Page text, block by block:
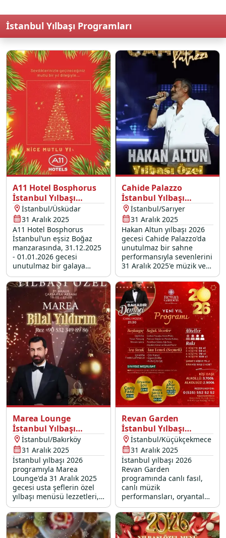
İstanbul Yılbaşı Programları
A11 Hotel Bosphorus
İstanbul Yılbaşı
Programı 2026
İstanbul/Üsküdar
31 Aralık 2025
A11 Hotel Bosphorus
İstanbul’un eşsiz Boğaz
manzarasında, 31.12.2025
- 01.01.2026 gecesi
unutulmaz bir galaya
davetlisiniz. Üsküdar’da en
özel yılbaşı konserleri ve
yılbaşı etkinlikleri ile yeni
yıla merhaba deyin. Seçkin
yılbaşı mekanları arasında
fark yaratan otelimizde
yerinizi ayırtın!
Cahide Palazzo
İstanbul Yılbaşı
Programı 2026
İstanbul/Sarıyer
31 Aralık 2025
Hakan Altun yılbaşı 2026
gecesi Cahide Palazzo'da
unutulmaz bir sahne
performansıyla sevenlerini
31 Aralık 2025'e müzik ve
eğlence dolu bir vedaya
davet ediyor.
Marea Lounge
İstanbul Yılbaşı
Programı 2026
İstanbul/Bakırköy
31 Aralık 2025
İstanbul yılbaşı 2026
programıyla Marea
Lounge'da 31 Aralık 2025
gecesi usta şeflerin özel
yılbaşı menüsü lezzetleri,
Bilal Yıldırım canlı
performans, oryantal show
ve DJ performans sizleri
bekliyor.
Revan Garden
İstanbul Yılbaşı
Programı 2026
İstanbul/Küçükçekmece
31 Aralık 2025
İstanbul yılbaşı 2026
Revan Garden
programında canlı fasıl,
canlı müzik
performansları, oryantal
show ve DJ partisi ile dolu
dolu bir 31 Aralık 2025
yılbaşı gecesi sizleri
bekliyor.